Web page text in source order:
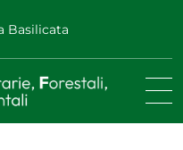
Basilicata